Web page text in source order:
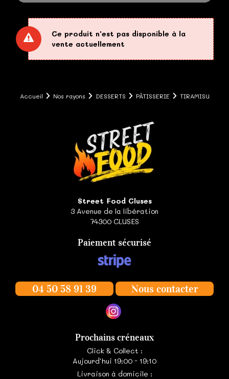
Ce produit n'est pas disponible à la
vente actuellement
Accueil Nos rayons DESSERTS PÂTISSERIE TIRAMISU
Street Food Cluses
3 Avenue de la libération
74300 CLUSES
Paiement sécurisé
04 50 58 91 39 Nous contacter
Prochains créneaux
Click & Collect :
Aujourd'hui 19:00 - 19:10
Livraison à domicile :